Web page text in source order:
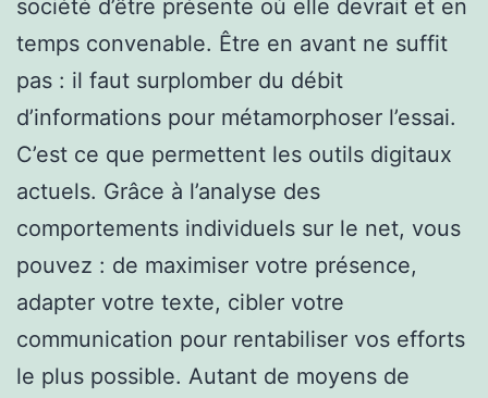
société d’être présente où elle devrait et en
temps convenable. Être en avant ne suffit
pas : il faut surplomber du débit
d’informations pour métamorphoser l’essai.
C’est ce que permettent les outils digitaux
actuels. Grâce à l’analyse des
comportements individuels sur le net, vous
pouvez : de maximiser votre présence,
adapter votre texte, cibler votre
communication pour rentabiliser vos efforts
le plus possible. Autant de moyens de